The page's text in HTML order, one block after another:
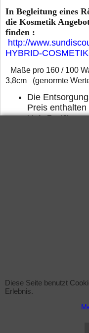
In Begleitung eines
die Kosmetik
finden :
http://
HYBRID-
Maße pro 160 / 100
3,8cm (genormte
Die
Preis enthalten
Diese Seite benutzt
Erlebnis.